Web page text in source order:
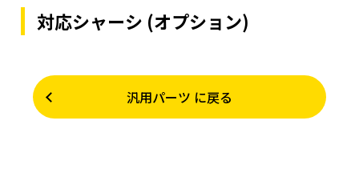
対応シャーシ (オプション)
汎用パーツ に戻る